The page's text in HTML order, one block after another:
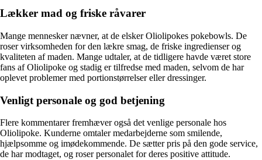
Lækker mad og friske råvarer
Mange mennesker nævner, at de elsker Oliolipokes pokebowls. De
roser virksomheden for den lækre smag, de friske ingredienser og
kvaliteten af ​​maden. Mange udtaler, at de tidligere havde været store
fans af Oliolipoke og stadig er tilfredse med maden, selvom de har
oplevet problemer med portionstørrelser eller dressinger.
Venligt personale og god betjening
Flere kommentarer fremhæver også det venlige personale hos
Oliolipoke. Kunderne omtaler medarbejderne som smilende,
hjælpsomme og imødekommende. De sætter pris på den gode service,
de har modtaget, og roser personalet for deres positive attitude.